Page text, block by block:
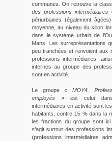
communes. On retrouve la
des professions intermédiaires
périurbaines (également
moyenne, au niveau du sillon
dans le système urbain de
Mans. Les surreprésentations
peu tranchées et renvoient aux
professions intermédiaires,
internes au groupe des
sont en activité.
Le groupe «MOY4.
employés » est celui dans
intermédiaires en activité sont
habitants, contre 15 % dans la
les fractions du groupe sont ici
s’agit surtout des professions
(professions intermédiaires